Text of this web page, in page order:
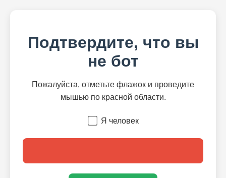
Подтвердите, что вы
не бот
Пожалуйста, отметьте флажок и проведите
мышью по красной области.
Я человек